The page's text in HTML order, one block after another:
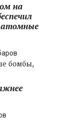
БелАЭС
на
атомные
бомбы,